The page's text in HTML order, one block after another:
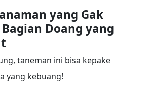
yang Gak
Doang yang
taneman ini bisa kepake
yang kebuang!